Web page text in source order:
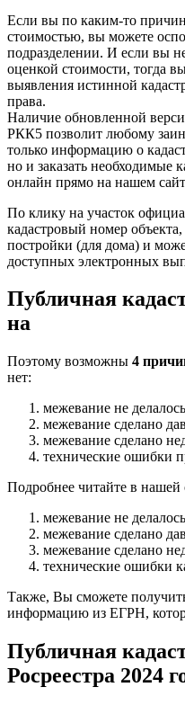
Если вы по каким-то
стоимостью, вы можете
подразделении. И если вы
оценкой стоимости, тогда
выявления истинной
права.
Наличие обновленной
РКК5 позволит любому
только информацию о
но и заказать необходимые
онлайн прямо на нашем
По клику на участок
кадастровый номер
постройки (для дома) и
доступных электронных
Публичная
на
Поэтому возможны 4
нет:
межевание не
межевание сделано
межевание сделано
технические ошибки
Подробнее читайте в нашей
межевание не
межевание сделано
межевание сделано
технические ошибки
Также, Вы сможете
информацию из ЕГРН,
Публичная
Росреестра 2024